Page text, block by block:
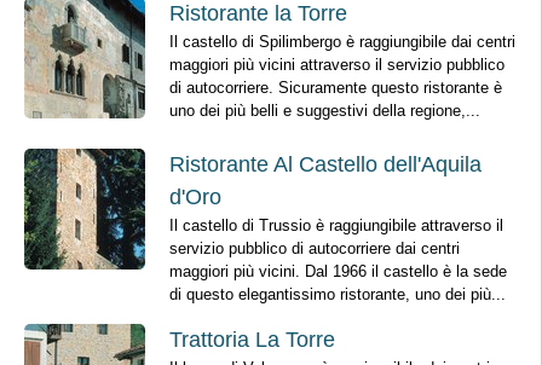
Ristorante la Torre
Il castello di Spilimbergo è raggiungibile dai centri
maggiori più vicini attraverso il servizio pubblico
di autocorriere. Sicuramente questo ristorante è
uno dei più belli e suggestivi della regione,...
Ristorante Al Castello dell'Aquila
d'Oro
Il castello di Trussio è raggiungibile attraverso il
servizio pubblico di autocorriere dai centri
maggiori più vicini. Dal 1966 il castello è la sede
di questo elegantissimo ristorante, uno dei più...
Trattoria La Torre